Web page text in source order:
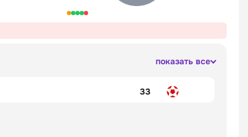
показать все
33